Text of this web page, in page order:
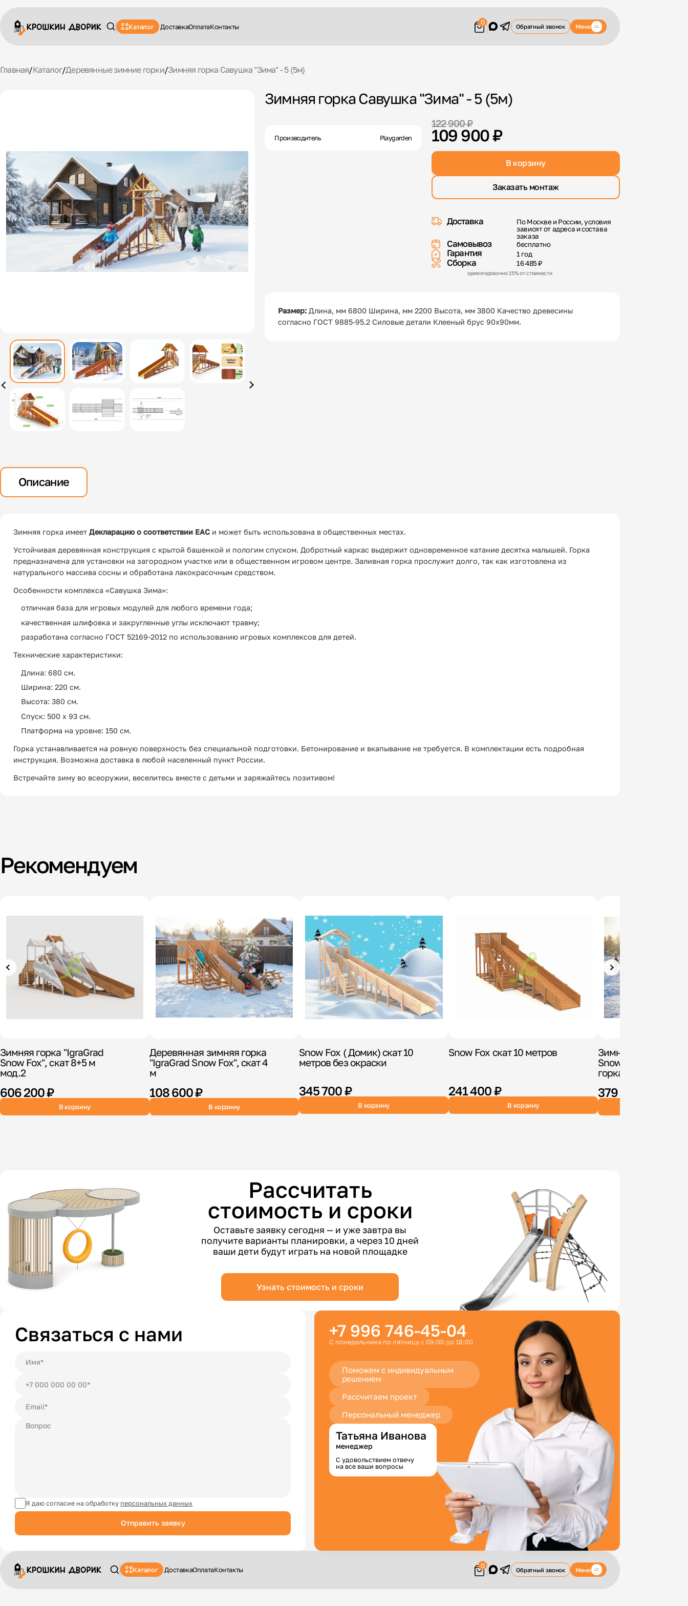
Каталог ДоставкаОплатаКонтакты
0
Обратный звонок Меню
Главная/Каталог/Деревянные зимние горки/Зимняя горка Савушка "Зима" - 5 (5м)
Зимняя горка Савушка "Зима" - 5 (5м)
Производитель Playgarden
122 900 ₽
109 900 ₽
В корзину
Заказать монтаж
Доставка
По Москве и России, условия
зависят от адреса и состава
заказа
Самовывоз бесплатно
Гарантия 1 год
Сборка 16 485 ₽
ориентировочно 15% от стоимости
Размер:Длина, мм 6800 Ширина, мм 2200 Высота, мм 3800 Качество древесины
согласно ГОСТ 9885-95.2 Силовые детали Клееный брус 90х90мм.
Описание
Зимняя горка имеет Декларацию о соответствии EACи может быть использована в общественных местах.
Устойчивая деревянная конструкция с крытой башенкой и пологим спуском. Добротный каркас выдержит одновременное катание десятка малышей. Горка
предназначена для установки на загородном участке или в общественном игровом центре. Заливная горка прослужит долго, так как изготовлена из
натурального массива сосны и обработана лакокрасочным средством.
Особенности комплекса «Савушка Зима»:
отличная база для игровых модулей для любого времени года;
качественная шлифовка и закругленные углы исключают травму;
разработана согласно ГОСТ 52169-2012 по использованию игровых комплексов для детей.
Технические характеристики:
Длина: 680 см.
Ширина: 220 см.
Высота: 380 см.
Спуск: 500 х 93 см.
Платформа на уровне: 150 см.
Горка устанавливается на ровную поверхность без специальной подготовки. Бетонирование и вкапывание не требуется. В комплектации есть подробная
инструкция. Возможна доставка в любой населенный пункт России.
Встречайте зиму во всеоружии, веселитесь вместе с детьми и заряжайтесь позитивом!
Рекомендуем
Зимняя горка "IgraGrad
Snow Fox", скат 8+5 м
мод.2
606 200 ₽
В корзину
Деревянная зимняя горка
"IgraGrad Snow Fox", скат 4
м
108 600 ₽
В корзину
Snow Fox ( Домик) скат 10
метров без окраски
345 700 ₽
В корзину
Snow Fox скат 10 метров
241 400 ₽
В корзину
Зимняя
Snow Fox 12 м с
горками
379 900 ₽
Рассчитать
стоимость и сроки
Оставьте заявку сегодня — и уже завтра вы
получите варианты планировки, а через 10 дней
ваши дети будут играть на новой площадке
Узнать стоимость и сроки
Связаться с нами
Я даю согласие на обработку персональных данных
Отправить заявку
+7 996 746-45-04
С понедельника по пятницу с 09:00 до 18:00
Поможем с индивидуальным
решением
Рассчитаем проект
Персональный менеджер
Татьяна Иванова
менеджер
С удовольствием отвечу
на все ваши вопросы
Каталог ДоставкаОплатаКонтакты
0
Обратный звонок Меню